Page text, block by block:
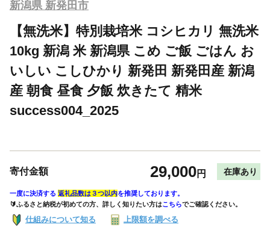
新潟県 新発田市
【無洗米】特別栽培米 コシヒカリ 無洗米
10kg 新潟 米 新潟県 こめ ご飯 ごはん お
いしい こしひかり 新発田 新発田産 新潟
産 朝食 昼食 夕飯 炊きたて 精米
success004_2025
寄付金額 29,000円 在庫あり
一度に決済する 返礼品数は３つ以内を推奨しております。
🔰ふるさと納税が初めての方、詳しく知りたい方はこちらでご確認ください。
仕組みについて知る 上限額を調べる